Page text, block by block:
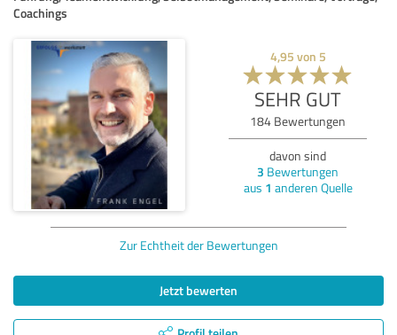
Coachings
4,95 von 5
SEHR GUT
184 Bewertungen
davon sind
3 Bewertungen
aus 1 anderen Quelle
Zur Echtheit der Bewertungen
Jetzt bewerten